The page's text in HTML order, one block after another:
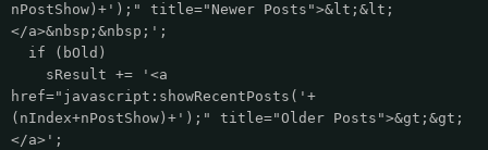
nPostShow)+');" title="Newer Posts">&lt;&lt;
</a>&nbsp;&nbsp;';
if (bOld)
sResult += '<a
href="javascript:showRecentPosts('+
(nIndex+nPostShow)+');" title="Older Posts">&gt;&gt;
</a>';